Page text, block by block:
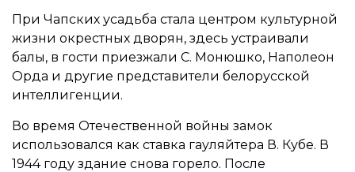
При Чапских усадьба стала центром культурной
жизни окрестных дворян, здесь устраивали
балы, в гости приезжали С. Монюшко, Наполеон
Орда и другие представители белорусской
интеллигенции.
Во время Отечественной войны замок
использовался как ставка гауляйтера В. Кубе. В
1944 году здание снова горело. После